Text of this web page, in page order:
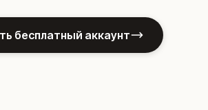
бесплатный аккаунт